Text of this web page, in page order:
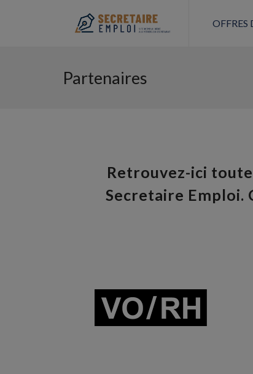
OFFRES
Partenaires
Retrouvez-ici
Secretaire Emploi.